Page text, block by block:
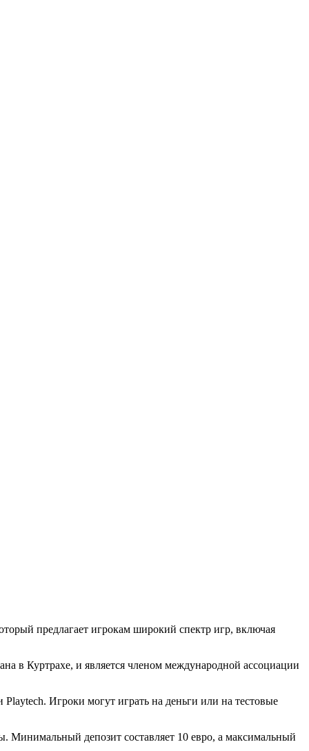
предлагает игрокам широкий спектр игр, включая
в Куртрахе, и является членом международной ассоциации
Игроки могут играть на деньги или на тестовые
Минимальный депозит составляет 10 евро, а максимальный